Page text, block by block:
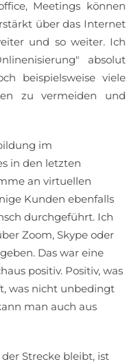
Meetings können
über das Internet
und so weiter. Ich
absolut
beispielsweise viele
zu vermeiden und
im
in den letzten
an virtuellen
Kunden ebenfalls
durchgeführt. Ich
Zoom, Skype oder
Das war eine
positiv. Positiv, was
was nicht unbedingt
man auch aus
Strecke bleibt, ist